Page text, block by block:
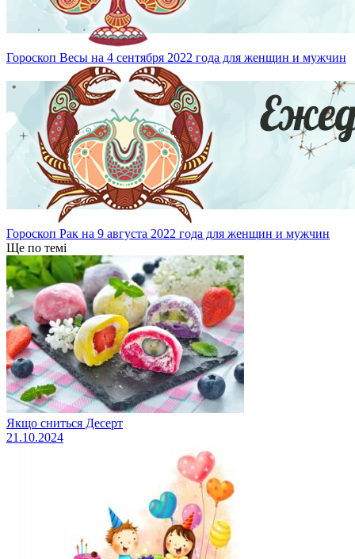
Гороскоп Весы на 4 сентября 2022 года для женщин и мужчин
Гороскоп Рак на 9 августа 2022 года для женщин и мужчин
Ще по темі
Якщо сниться Десерт
21.10.2024